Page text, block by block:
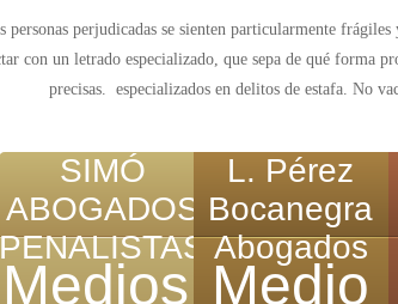
perjudicadas se sienten particularmente
con un letrado especializado, que sepa de qué forma
precisas. especializados en delitos de estafa. No
SIMÓ
ABOGADOS
PENALISTAS
Medios
L. Pérez
Bocanegra
Abogados
Medio